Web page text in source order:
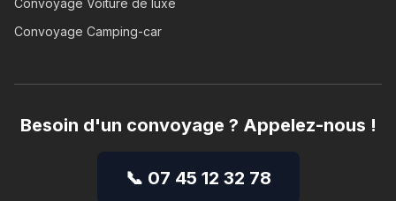
Convoyage Voiture de luxe
Convoyage Camping-car
Besoin d'un convoyage ? Appelez-nous !
📞 07 45 12 32 78